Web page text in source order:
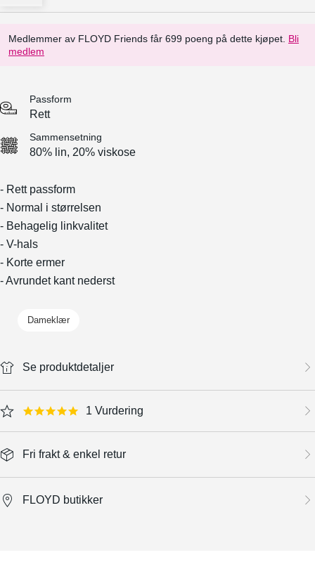
Medlemmer av FLOYD Friends får 699 poeng på dette kjøpet. Bli
medlem
Passform
Rett
Sammensetning
80% lin, 20% viskose
- Rett passform
- Normal i størrelsen
- Behagelig linkvalitet
- V-hals
- Korte ermer
- Avrundet kant nederst
Dameklær
Se produktdetaljer
5.0 star rating 1 Vurdering
Fri frakt & enkel retur
FLOYD butikker